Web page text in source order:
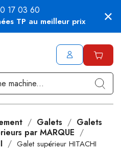
TP au meilleur prix
17 03 60
Galets
Galets
par MARQUE
Galet supérieur HITACHI